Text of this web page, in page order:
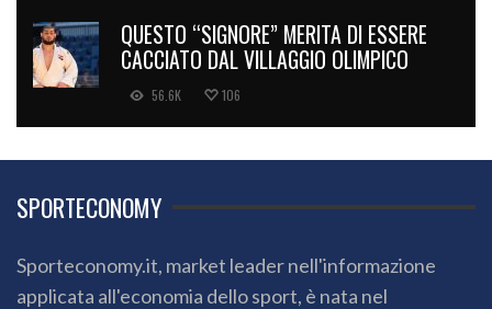
QUESTO “SIGNORE” MERITA DI ESSERE
CACCIATO DAL VILLAGGIO OLIMPICO
56.6K 106
SPORTECONOMY
Sporteconomy.it, market leader nell'informazione
applicata all'economia dello sport, è nata nel